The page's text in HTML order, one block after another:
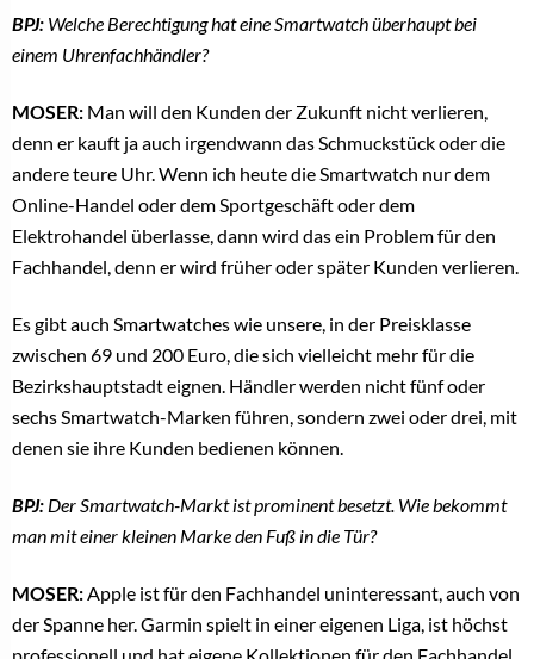
BPJ: Welche Berechtigung hat eine Smartwatch überhaupt bei
einem Uhrenfachhändler?
MOSER: Man will den Kunden der Zukunft nicht verlieren,
denn er kauft ja auch irgendwann das Schmuckstück oder die
andere teure Uhr. Wenn ich heute die Smartwatch nur dem
Online-Handel oder dem Sportgeschäft oder dem
Elektrohandel überlasse, dann wird das ein Problem für den
Fachhandel, denn er wird früher oder später Kunden verlieren.
Es gibt auch Smartwatches wie unsere, in der Preisklasse
zwischen 69 und 200 Euro, die sich vielleicht mehr für die
Bezirkshauptstadt eignen. Händler werden nicht fünf oder
sechs Smartwatch-Marken führen, sondern zwei oder drei, mit
denen sie ihre Kunden bedienen können.
BPJ: Der Smartwatch-Markt ist prominent besetzt. Wie bekommt
man mit einer kleinen Marke den Fuß in die Tür?
MOSER:Apple ist für den Fachhandel uninteressant, auch von
der Spanne her. Garmin spielt in einer eigenen Liga, ist höchst